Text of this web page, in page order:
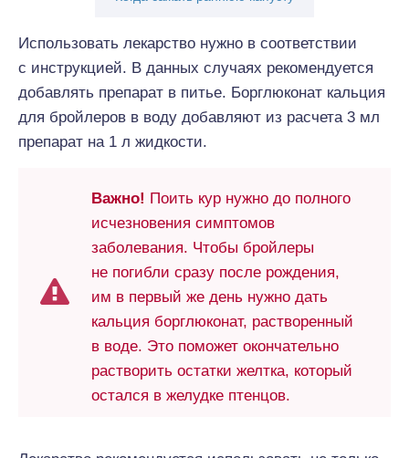
Использовать лекарство нужно в соответствии
с инструкцией. В данных случаях рекомендуется
добавлять препарат в питье. Борглюконат кальция
для бройлеров в воду добавляют из расчета 3 мл
препарат на 1 л жидкости.
Важно! Поить кур нужно до полного
исчезновения симптомов
заболевания. Чтобы бройлеры
не погибли сразу после рождения,
им в первый же день нужно дать
кальция борглюконат, растворенный
в воде. Это поможет окончательно
растворить остатки желтка, который
остался в желудке птенцов.